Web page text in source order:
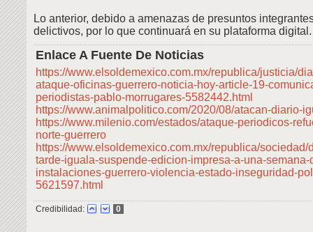
Lo anterior, debido a amenazas de presuntos
delictivos, por lo que continuará en su plataforma digital.
Enlace A Fuente De Noticias
https://www.elsoldemexico.com.mx/republica/justicia/
ataque-oficinas-guerrero-noticia-hoy-article-19-
periodistas-pablo-morrugares-5582442.html
https://www.animalpolitico.com/2020/08/atacan-diario-
https://www.milenio.com/estados/ataque-periodicos-
norte-guerrero
https://www.elsoldemexico.com.mx/republica/sociedad/
tarde-iguala-suspende-edicion-impresa-a-una-semana-
instalaciones-guerrero-violencia-estado-inseguridad-
5621597.html
Credibilidad: 0